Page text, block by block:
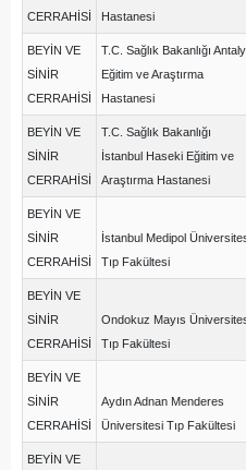
CERRAHİSİ
Hastanesi
BEYİN VE
SİNİR
CERRAHİSİ
T.C. Sağlık Bakanlığı
Eğitim ve Araştırma
Hastanesi
BEYİN VE
SİNİR
CERRAHİSİ
T.C. Sağlık Bakanlığı
İstanbul Haseki Eğitim ve
Araştırma Hastanesi
BEYİN VE
SİNİR
CERRAHİSİ
İstanbul Medipol
Tıp Fakültesi
BEYİN VE
SİNİR
CERRAHİSİ
Ondokuz Mayıs
Tıp Fakültesi
BEYİN VE
SİNİR
CERRAHİSİ
Aydın Adnan Menderes
Üniversitesi Tıp Fakültesi
BEYİN VE